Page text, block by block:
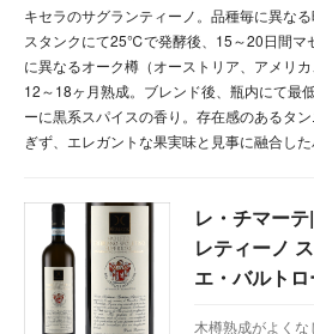
キセラのサグランティーノ。品種毎に異な
スタンクにて25℃で発酵後、15～20日間マ
に異なるオーク樽（オーストリア、アメリ
12～18ヶ月熟成。ブレンド後、瓶内にて最
ーに黒系スパイスの香り。存在感のあるタ
ぎず、エレガントな果実味と見事に融合した
レ・チマー
レティーノ
エ・バルト
木樽熟成がよく